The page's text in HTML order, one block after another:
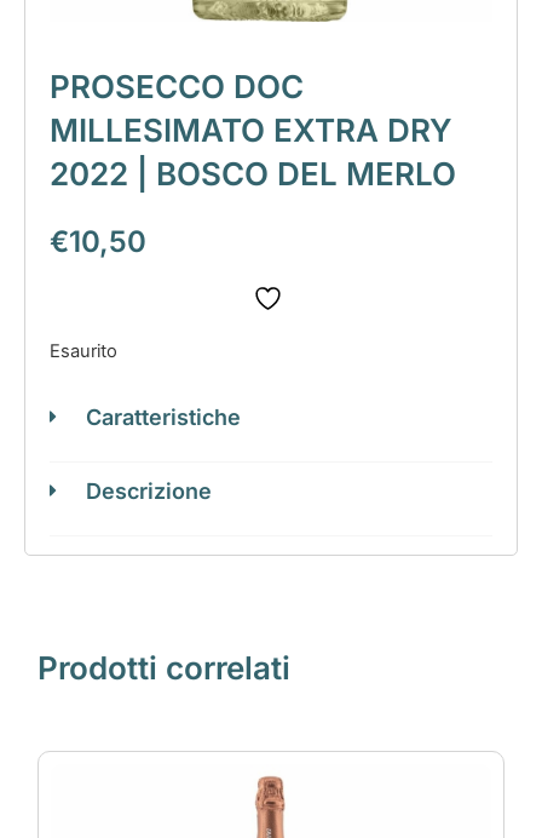
PROSECCO DOC
MILLESIMATO EXTRA DRY
2022 | BOSCO DEL MERLO
€10,50
Esaurito
Caratteristiche
Descrizione
Prodotti correlati